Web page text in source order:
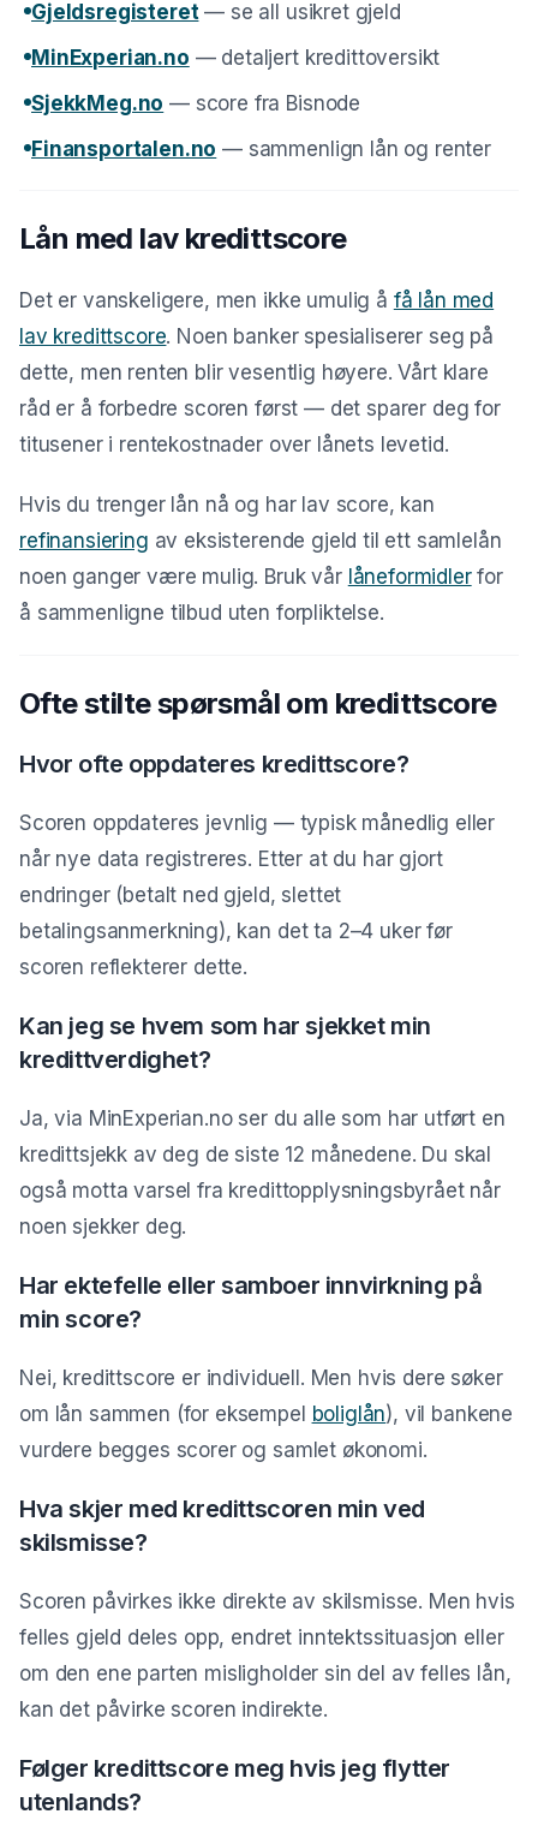
Gjeldsregisteret— se all usikret gjeld
MinExperian.no — detaljert kredittoversikt
SjekkMeg.no — score fra Bisnode
Finansportalen.no — sammenlign lån og renter
Lån med lav kredittscore
Det er vanskeligere, men ikke umulig å få lån med
lav kredittscore. Noen banker spesialiserer seg på
dette, men renten blir vesentlig høyere. Vårt klare
råd er å forbedre scoren først — det sparer deg for
titusener i rentekostnader over lånets levetid.
Hvis du trenger lån nå og har lav score, kan
refinansiering av eksisterende gjeld til ett samlelån
noen ganger være mulig. Bruk vår låneformidlerfor
å sammenligne tilbud uten forpliktelse.
Ofte stilte spørsmål om kredittscore
Hvor ofte oppdateres kredittscore?
Scoren oppdateres jevnlig — typisk månedlig eller
når nye data registreres. Etter at du har gjort
endringer (betalt ned gjeld, slettet
betalingsanmerkning), kan det ta 2–4 uker før
scoren reflekterer dette.
Kan jeg se hvem som har sjekket min
kredittverdighet?
Ja, via MinExperian.no ser du alle som har utført en
kredittsjekk av deg de siste 12 månedene. Du skal
også motta varsel fra kredittopplysningsbyrået når
noen sjekker deg.
Har ektefelle eller samboer innvirkning på
min score?
Nei, kredittscore er individuell. Men hvis dere søker
om lån sammen (for eksempel boliglån), vil bankene
vurdere begges scorer og samlet økonomi.
Hva skjer med kredittscoren min ved
skilsmisse?
Scoren påvirkes ikke direkte av skilsmisse. Men hvis
felles gjeld deles opp, endret inntektssituasjon eller
om den ene parten misligholder sin del av felles lån,
kan det påvirke scoren indirekte.
Følger kredittscore meg hvis jeg flytter
utenlands?